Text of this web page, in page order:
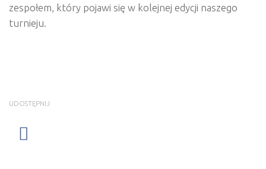
zespołem, który pojawi się w kolejnej edycji naszego
turnieju.
UDOSTĘPNIJ